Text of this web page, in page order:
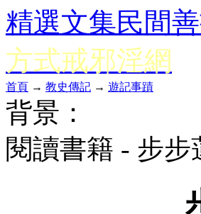
精選文集民間
方式戒邪淫網
首頁 → 教史傳記 → 遊記事蹟
背景：
閱讀書籍 - 步